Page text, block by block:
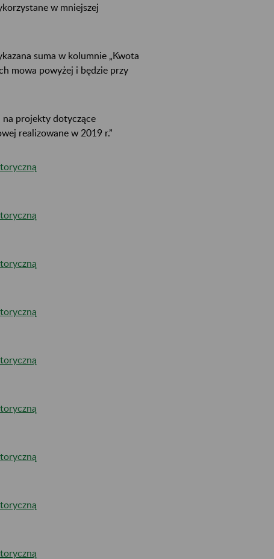
w mniejszej
suma w kolumnie „Kwota
mowa powyżej i będzie przy
na projekty dotyczące
realizowane w 2019 r.”